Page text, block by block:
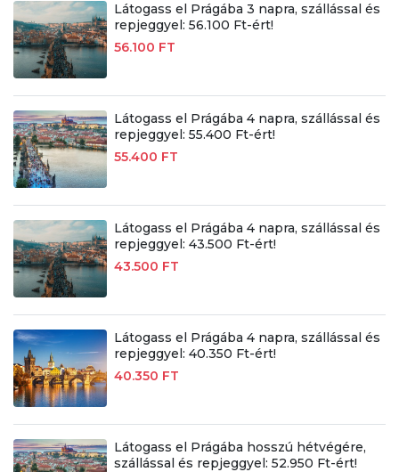
Látogass el Prágába 3 napra, szállással és
repjeggyel: 56.100 Ft-ért!
56.100 FT
Látogass el Prágába 4 napra, szállással és
repjeggyel: 55.400 Ft-ért!
55.400 FT
Látogass el Prágába 4 napra, szállással és
repjeggyel: 43.500 Ft-ért!
43.500 FT
Látogass el Prágába 4 napra, szállással és
repjeggyel: 40.350 Ft-ért!
40.350 FT
Látogass el Prágába hosszú hétvégére,
szállással és repjeggyel: 52.950 Ft-ért!